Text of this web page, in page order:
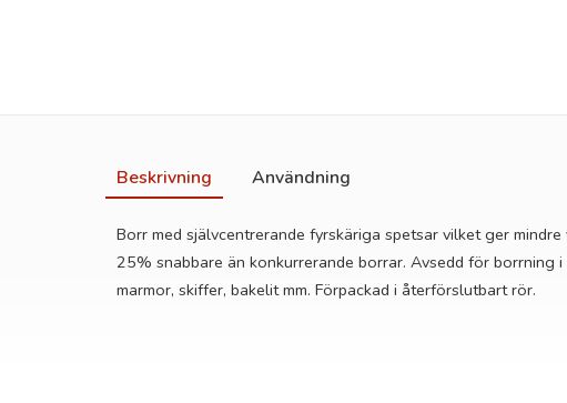
Beskrivning Användning
Borr med självcentrerande fyrskäriga spetsar vilket ger
25% snabbare än konkurrerande borrar. Avsedd för borrning
marmor, skiffer, bakelit mm. Förpackad i återförslutbart rör.